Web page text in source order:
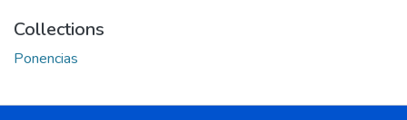
Collections
Ponencias